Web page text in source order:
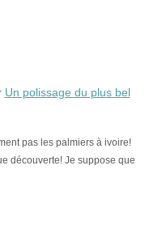
Un polissage du plus bel
pas les palmiers à ivoire!
découverte! Je suppose que